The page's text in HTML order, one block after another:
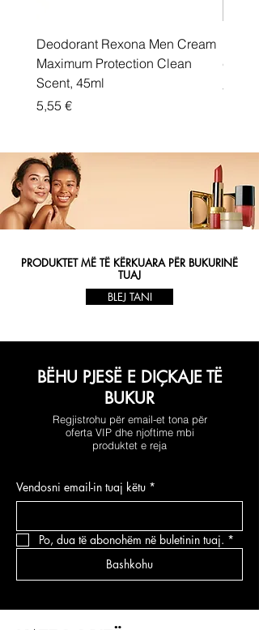
Deodorant Rexona Men Cream
Maximum Protection Clean
Scent, 45ml
Price
5,55 €
Price
5,55 €
PRODUKTET MË TË KËRKUARA PËR BUKURINË
TUAJ
BLEJ TANI
BËHU PJESË E DIÇKAJE TË
BUKUR
Regjistrohu për email-et tona për
oferta VIP dhe njoftime mbi
produktet e reja
Vendosni email-in tuaj këtu *
Po, dua të abonohëm në buletinin tuaj. *
Bashkohu